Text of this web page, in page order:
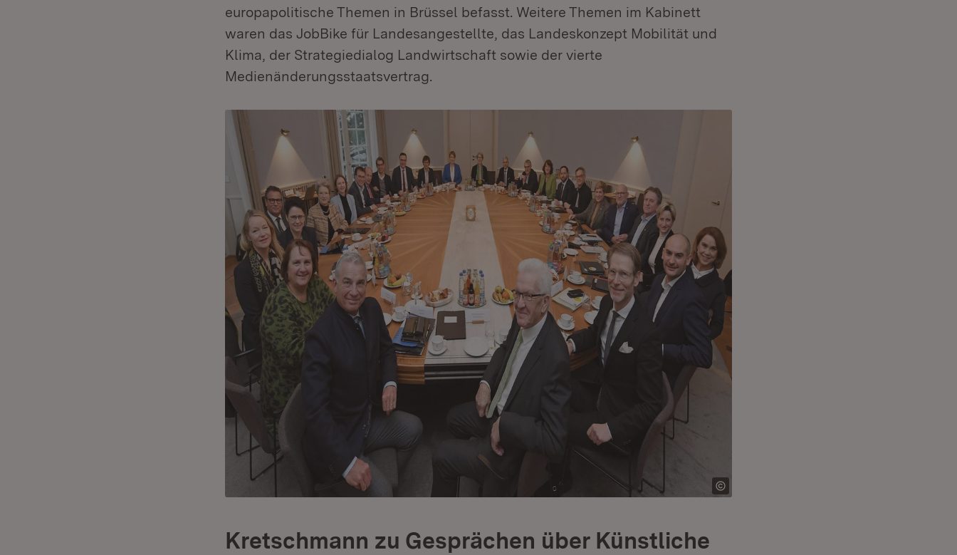
europapolitische Themen in Brüssel befasst. Weitere Themen im Kabinett
waren das JobBike für Landesangestellte, das Landeskonzept Mobilität und
Klima, der Strategiedialog Landwirtschaft sowie der vierte
Medienänderungsstaatsvertrag.
Kretschmann zu Gesprächen über Künstliche